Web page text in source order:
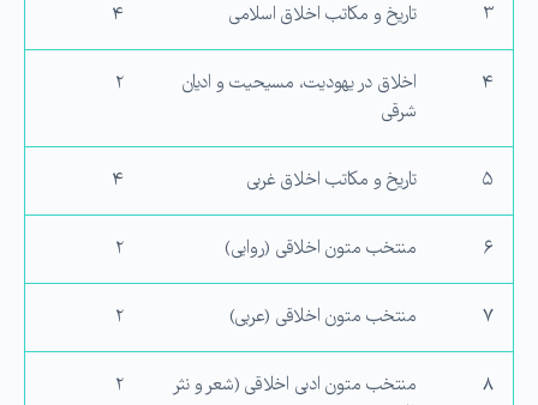
۳ تاریخ و مکاتب اخلاق اسلامی ۴
۴
اخلاق در یهودیت، مسیحیت و ادیان
شرقی
۲
۵ تاریخ و مکاتب اخلاق غربی ۴
۶ منتخب متون اخلاقی (روایی) ۲
۷ منتخب متون اخلاقی (عربی) ۲
۸
منتخب متون ادبی اخلاقی (شعر و نثر
۲